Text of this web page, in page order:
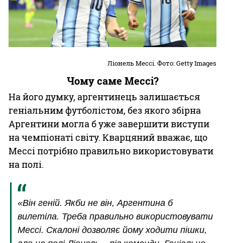
Ліонель Мессі. Фото: Getty Images
Чому саме Мессі?
На його думку, аргентинець залишається
геніальним футболістом, без якого збірна
Аргентини могла б уже завершити виступи
на чемпіонаті світу. Кварцяний вважає, що
Мессі потрібно правильно використовувати
на полі.
«Він геній. Якби не він, Аргентина б
вилетіла. Треба правильно використовувати
Мессі. Скалоні дозволяє йому ходити пішки,